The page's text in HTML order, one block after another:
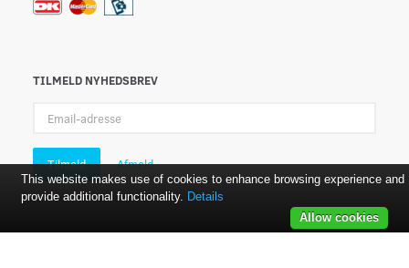
TILMELD NYHEDSBREV
adresse
Tilmeld Afmeld
This website makes use of cookies to enhance browsing experience and
provide additional functionality. Details
Allow cookies